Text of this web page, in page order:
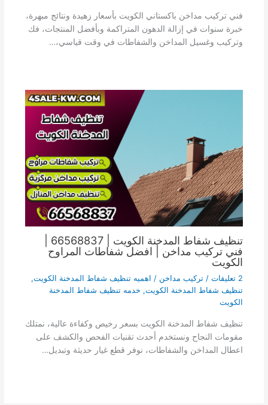
فني تركيب مداخن باكستاني الكويت بأسعار زهيدة ونتائج مبهرة،
خبرة سنوات في إزالة الدهون المتراكمة وبأفضل المنتجات، فك
وتركيب وغسيل المداخن والشفاطات في وقت قياسي،…
فني تركيب مداخن | افضل شفاطات المراوح
الكويت
2 تعليقات / تركيب مداخن / اهميه تنظيف شفاط المدخنة الكويت,
تنظيف شفاط المدخنة الكويت, خدمه تنظيف شفاط المدخنة
الكويت
تنظيف شفاط المدخنة الكويت بسعر رخيص وكفاءة عالية، نمتلك
مقومات النجاح ونستخدم أحدث تقنيات الفحص والكشف على
اعطال المداخن والشفاطات، نوفر قطع غيار حديثة وتبديل…